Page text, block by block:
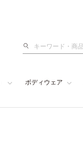
検
ボディウェア